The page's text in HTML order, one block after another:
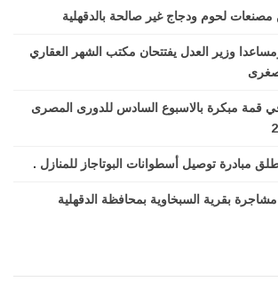
وزير العدل يفتتحان مكتب الشهر العقاري
في قمة مبكرة بالاسبوع السادس للدورى المصرى
مبادرة توصيل أسطوانات البوتاجاز للمنازل .
بقرية السبخاوية بمحافظة الدقهلية